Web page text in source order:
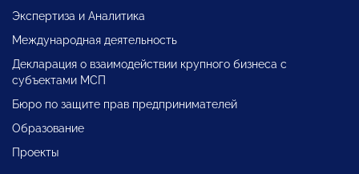
Экспертиза и Аналитика
Международная деятельность
Декларация о взаимодействии крупного бизнеса с
субъектами МСП
Бюро по защите прав предпринимателей
Образование
Проекты